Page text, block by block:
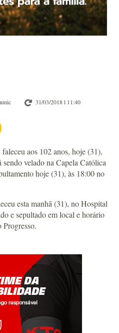
31/03/2018 l 11:40
aos 102 anos, hoje (31),
velado na Capela Católica
hoje (31), às 18:00 no
esta manhã (31), no Hospital
e sepultado em local e horário